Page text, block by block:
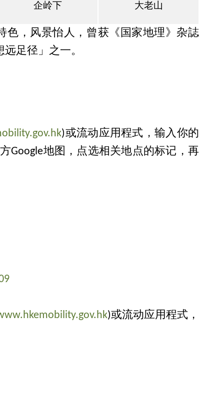
企岭下 大老山
色，风景怡人，曾获《国家地理》杂誌
足径」之一。
)或流动应用程式，输入你的
Google地图，点选相关地点的标记，再
)或流动应用程式，